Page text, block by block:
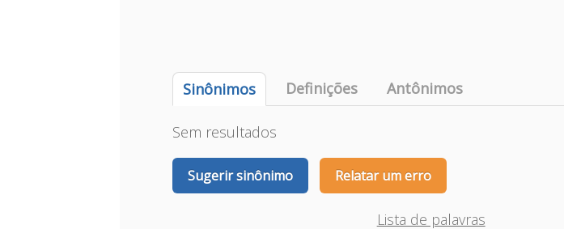
Sinônimos Definições Antônimos
Sem resultados
Sugerir sinônimo Relatar um erro
Lista de palavras